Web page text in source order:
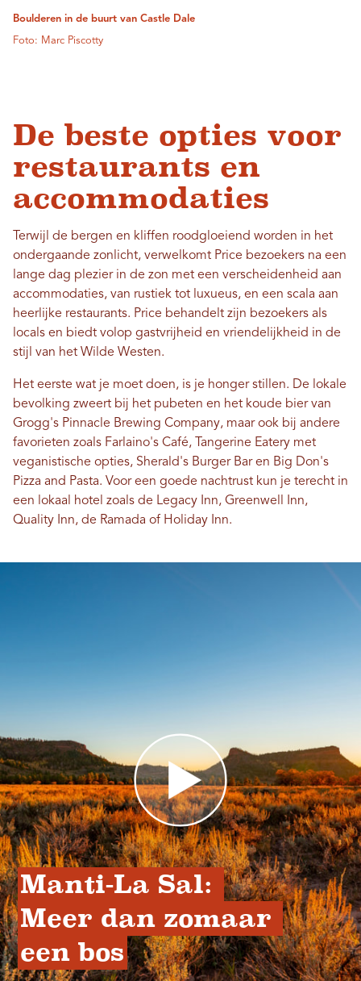
Boulderen in de buurt van Castle Dale
Foto: Marc Piscotty
De beste opties voor
restaurants en
accommodaties
Terwijl de bergen en kliffen roodgloeiend worden in het
ondergaande zonlicht, verwelkomt Price bezoekers na een
lange dag plezier in de zon met een verscheidenheid aan
accommodaties, van rustiek tot luxueus, en een scala aan
heerlijke restaurants. Price behandelt zijn bezoekers als
locals en biedt volop gastvrijheid en vriendelijkheid in de
stijl van het Wilde Westen.
Het eerste wat je moet doen, is je honger stillen. De lokale
bevolking zweert bij het pubeten en het koude bier van
Grogg's Pinnacle Brewing Company, maar ook bij andere
favorieten zoals Farlaino's Café, Tangerine Eatery met
veganistische opties, Sherald's Burger Bar en Big Don's
Pizza and Pasta. Voor een goede nachtrust kun je terecht in
een lokaal hotel zoals de Legacy Inn, Greenwell Inn,
Quality Inn, de Ramada of Holiday Inn.
Manti-La Sal:
Meer dan zomaar
een bos